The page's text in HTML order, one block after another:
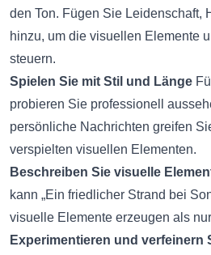
den Ton. Fügen Sie Leidenschaft,
hinzu, um die visuellen Elemente
steuern.
Spielen Sie mit Stil und Länge
probieren Sie professionell
persönliche Nachrichten greifen
verspielten visuellen Elementen.
Beschreiben Sie visuelle
kann „Ein friedlicher Strand bei
visuelle Elemente erzeugen als nur
Experimentieren und verfeinern